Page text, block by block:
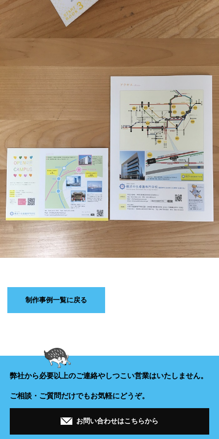
制作事例一覧に戻る
弊社から必要以上のご連絡やしつこい営業はいたしません。
ご相談・ご質問だけでもお気軽にどうぞ。
お問い合わせはこちらから